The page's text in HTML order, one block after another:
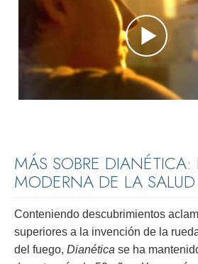
MÁS SOBRE
MODERNA DE LA
Conteniendo descubrimientos
superiores a la invención de la
del fuego, Dianética se ha